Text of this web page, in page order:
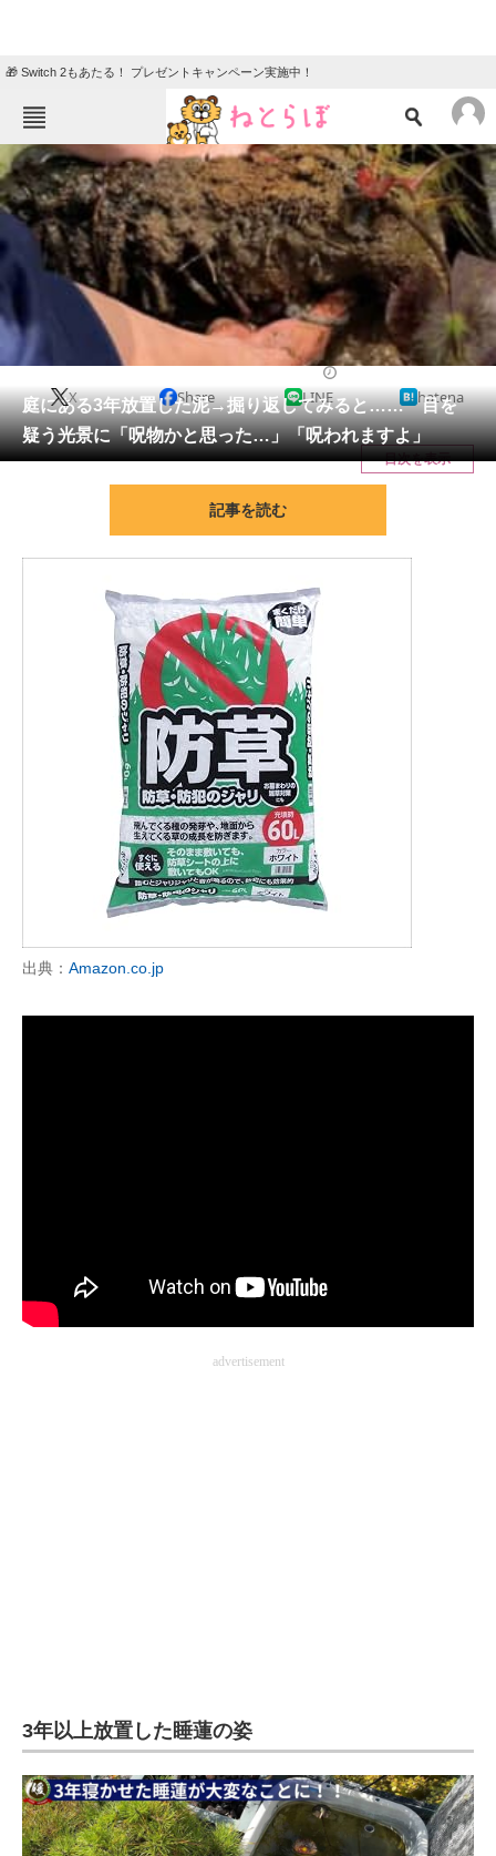
🎁 Switch 2もあたる！ プレゼントキャンペーン実施中！
ねとらぼメニュー
TOP ニュース
エンタメ クイズ
グルメ 地域
住まい 教育・育児
リサーチ
会員記事
メディア
スマホと通信の最新トレンド
進化するPCとデバイスの未来
好きが集まる 比べて選べる
ビジネスと働き方のヒント
AI活用のいまが分かる
企業ITのトレンドを詳説
経営リーダーのコミュニティ
ITエンジニア向け専門サイト
企業向けIT製品の総合サイト
エネルギーの専門メディア
建設×テクノロジーの最前線
庭にある3年放置した泥→掘り返してみると…… 目を
疑う光景に「呪物かと思った…」「呪われますよ」
X Share LINE hatena
目次を表示
記事を読む
出典： Amazon.co.jp
advertisement
3年以上放置した睡蓮の姿